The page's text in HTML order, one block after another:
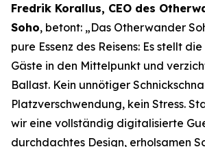
Fredrik Korallus, CEO des
Soho, betont: „Das Otherwander
pure Essenz des Reisens: Es stellt
Gäste in den Mittelpunkt und
Ballast. Kein unnötiger
Platzverschwendung, kein Stress.
wir eine vollständig digitalisierte
durchdachtes Design, erholsamen